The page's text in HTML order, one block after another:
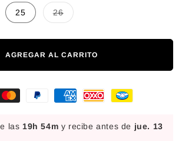
agotada o no disponible
25 26
Variante agotada o no
AGREGAR AL CARRITO
las 19h 54m y recibe antes de jue. 13